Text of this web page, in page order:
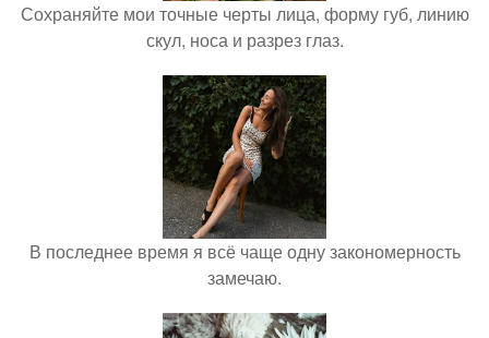
Сохраняйте мои точные черты лица, форму губ, линию
скул, носа и разрез глаз.
В последнее время я всё чаще одну закономерность
замечаю.